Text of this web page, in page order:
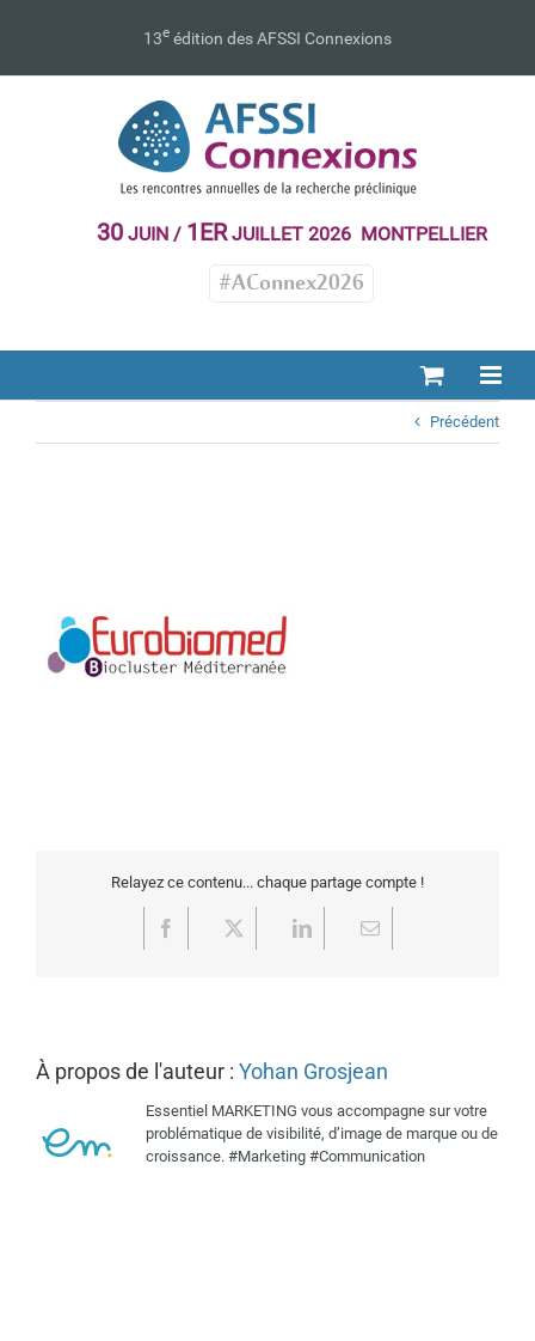
13e édition des AFSSI Connexions
30JUIN / 1ERJUILLET 2026 MONTPELLIER
#AConnex2026
Précédent
Relayez ce contenu... chaque partage compte !
Facebook LinkedInEmail
À propos de l'auteur : Yohan Grosjean
Essentiel MARKETING vous accompagne sur votre
problématique de visibilité, d’image de marque ou de
croissance. #Marketing #Communication